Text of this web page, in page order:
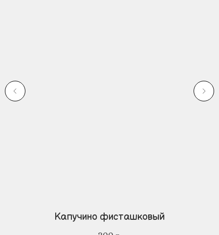
Капучино фисташковый